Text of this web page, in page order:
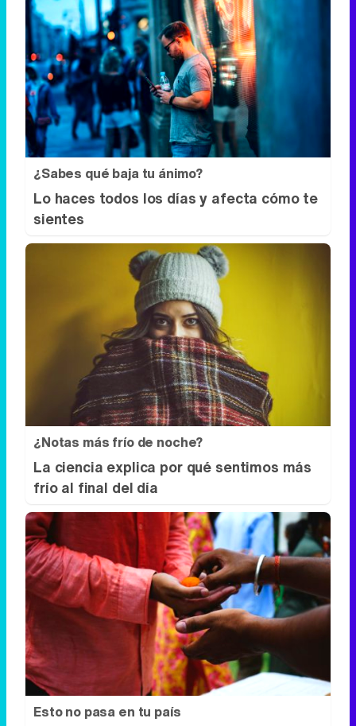
¿Sabes qué baja tu ánimo?
Lo haces todos los días y afecta cómo te
sientes
¿Notas más frío de noche?
La ciencia explica por qué sentimos más
frío al final del día
Esto no pasa en tu país
¿Qué pensarías si esto fuera normal en tu
país?